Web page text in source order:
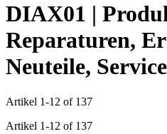
DIAX01 |
Reparaturen,
Neuteile, Service
Artikel 1-12 of 137
Artikel 1-12 of 137